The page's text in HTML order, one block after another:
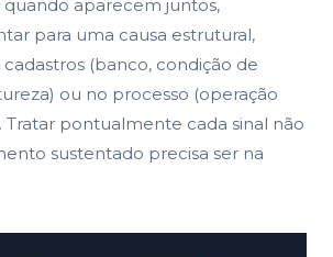
quando aparecem juntos,
para uma causa estrutural,
(banco, condição de
ou no processo (operação
Tratar pontualmente cada sinal não
sustentado precisa ser na